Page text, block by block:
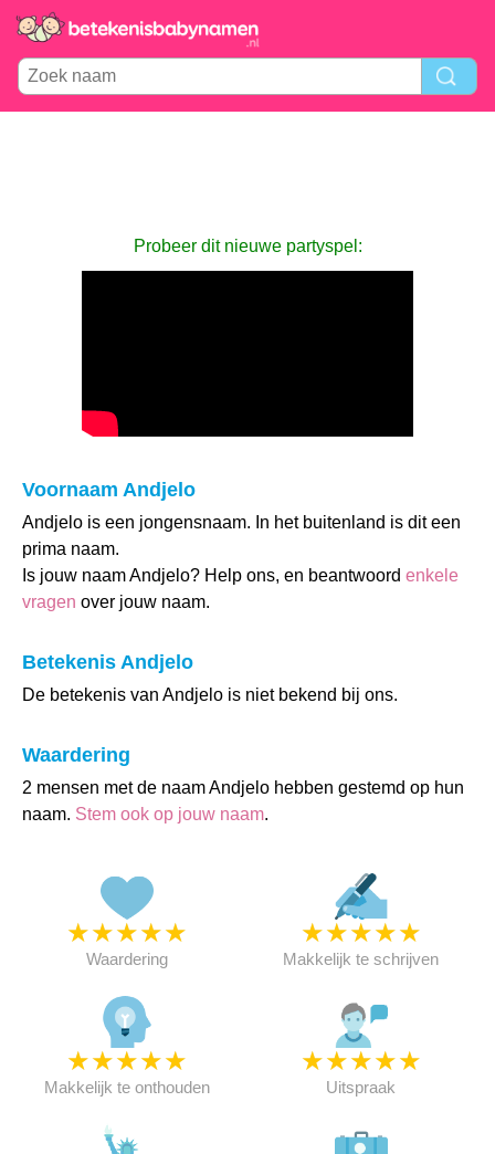
Probeer dit nieuwe partyspel:
Voornaam Andjelo
Andjelo is een jongensnaam. In het buitenland is dit een
prima naam.
Is jouw naam Andjelo? Help ons, en beantwoord enkele
vragen over jouw naam.
Betekenis Andjelo
De betekenis van Andjelo is niet bekend bij ons.
Waardering
2 mensen met de naam Andjelo hebben gestemd op hun
naam. Stem ook op jouw naam.
★★★★★
Waardering
★★★★★
Makkelijk te schrijven
★★★★★
Makkelijk te onthouden
★★★★★
Uitspraak